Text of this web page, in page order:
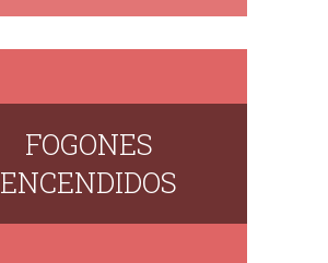
FOGONES
ENCENDIDOS